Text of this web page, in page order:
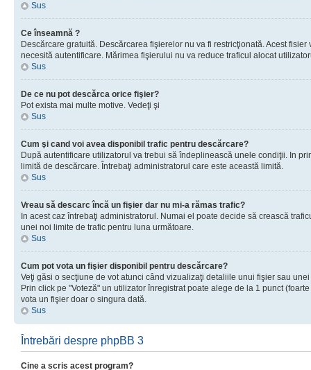
Sus
Ce înseamnă ?
Descărcare gratuită. Descărcarea fişierelor nu va fi restricţionată. Acest
necesită autentificare. Mărimea fişierului nu va reduce traficul alocat
Sus
De ce nu pot descărca orice fişier?
Pot exista mai multe motive. Vedeţi şi
Sus
Cum şi cand voi avea disponibil trafic pentru descărcare?
După autentificare utilizatorul va trebui să îndeplinească unele condiţii. In
limită de descărcare. Întrebaţi administratorul care este această limită.
Sus
Vreau să descarc încă un fişier dar nu mi-a rămas trafic?
In acest caz întrebaţi administratorul. Numai el poate decide să crească
unei noi limite de trafic pentru luna următoare.
Sus
Cum pot vota un fişier disponibil pentru descărcare?
Veţi găsi o secţiune de vot atunci când vizualizaţi detaliile unui fişier sau
Prin click pe "Voteză" un utilizator înregistrat poate alege de la 1 punct
vota un fişier doar o singura dată.
Sus
Întrebări despre phpBB 3
Cine a scris acest program?